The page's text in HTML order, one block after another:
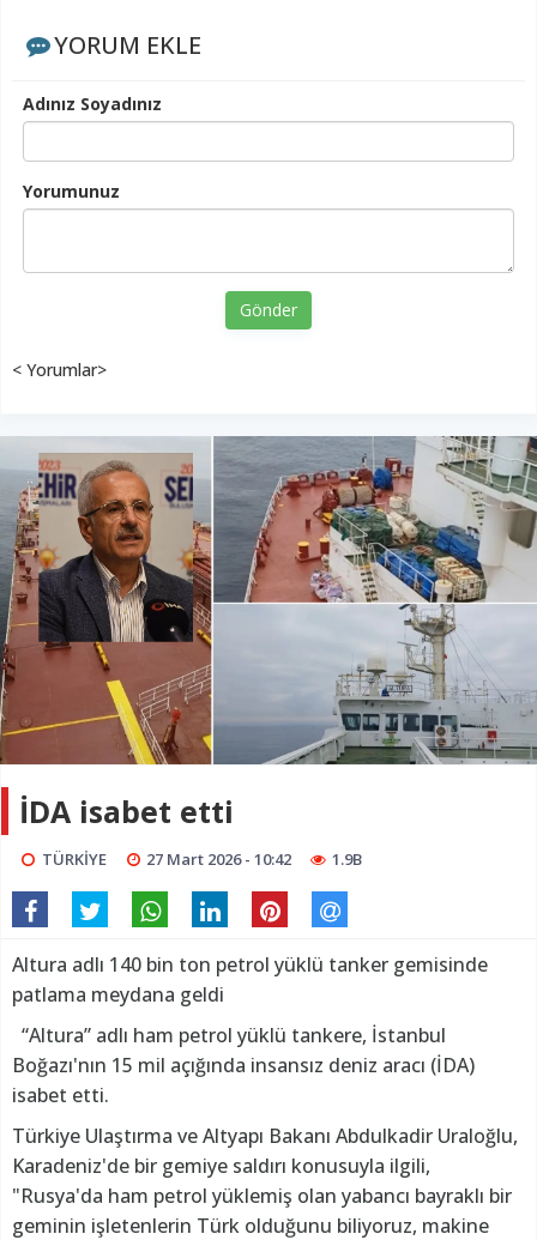
YORUM EKLE
Adınız Soyadınız
Yorumunuz
Gönder
< Yorumlar>
İDA isabet etti
TÜRKİYE 27 Mart 2026 - 10:42 1.9B
Altura adlı 140 bin ton petrol yüklü tanker gemisinde
patlama meydana geldi
“Altura” adlı ham petrol yüklü tankere, İstanbul
Boğazı'nın 15 mil açığında insansız deniz aracı (İDA)
isabet etti.
Türkiye Ulaştırma ve Altyapı Bakanı Abdulkadir Uraloğlu,
Karadeniz'de bir gemiye saldırı konusuyla ilgili,
"Rusya'da ham petrol yüklemiş olan yabancı bayraklı bir
geminin işletenlerin Türk olduğunu biliyoruz, makine